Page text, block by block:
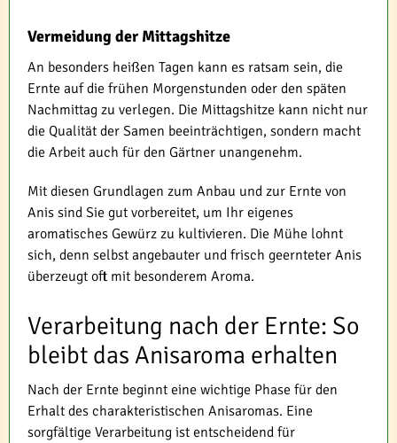
Vermeidung der Mittagshitze
An besonders heißen Tagen kann es ratsam sein, die
Ernte auf die frühen Morgenstunden oder den späten
Nachmittag zu verlegen. Die Mittagshitze kann nicht nur
die Qualität der Samen beeinträchtigen, sondern macht
die Arbeit auch für den Gärtner unangenehm.
Mit diesen Grundlagen zum Anbau und zur Ernte von
Anis sind Sie gut vorbereitet, um Ihr eigenes
aromatisches Gewürz zu kultivieren. Die Mühe lohnt
sich, denn selbst angebauter und frisch geernteter Anis
überzeugt oft mit besonderem Aroma.
Verarbeitung nach der Ernte: So
bleibt das Anisaroma erhalten
Nach der Ernte beginnt eine wichtige Phase für den
Erhalt des charakteristischen Anisaromas. Eine
sorgfältige Verarbeitung ist entscheidend für